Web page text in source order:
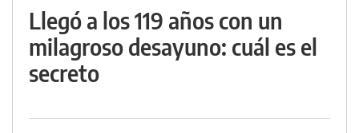
Llegó a los 119 años con un
milagroso desayuno: cuál es el
secreto